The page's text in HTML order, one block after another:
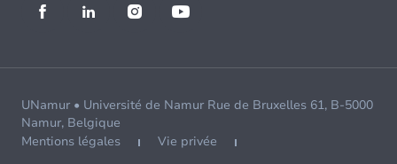
UNamur • Université de Namur Rue de Bruxelles 61, B-5000
Namur, Belgique
Mentions légales
Vie privée